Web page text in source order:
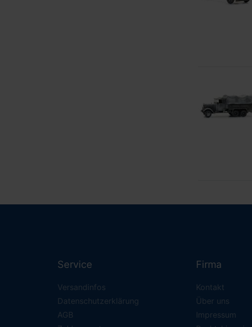
Service
Versandinfos
Datenschutzerklärung
AGB
Firma
Kontakt
Über uns
Impressum